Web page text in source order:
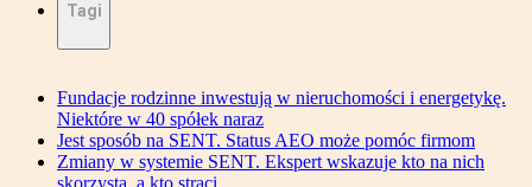
Tagi
Fundacje rodzinne inwestują w nieruchomości i energetykę.
Niektóre w 40 spółek naraz
Jest sposób na SENT. Status AEO może pomóc firmom
Zmiany w systemie SENT. Ekspert wskazuje kto na nich
skorzysta, a kto straci